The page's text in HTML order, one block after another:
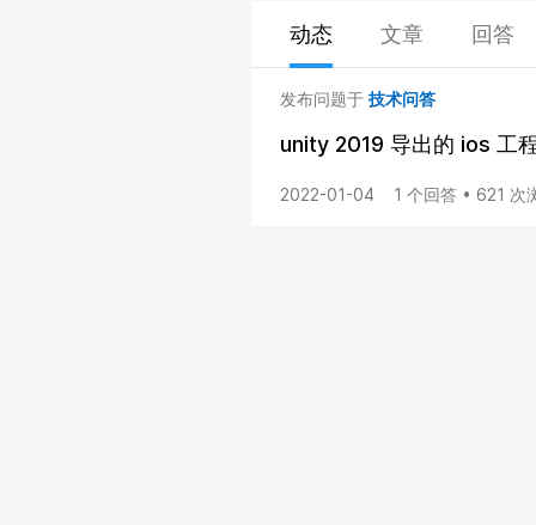
动态 文章 回答
发布问题于 技术问答
unity 2019 导出的 ios 工
2022-01-04 1 个回答 • 621 次